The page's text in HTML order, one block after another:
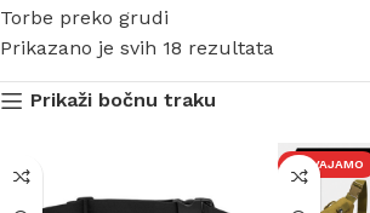
Torbe preko grudi
Prikazano je svih 18 rezultata
Prikaži bočnu traku
IZDVAJAMO